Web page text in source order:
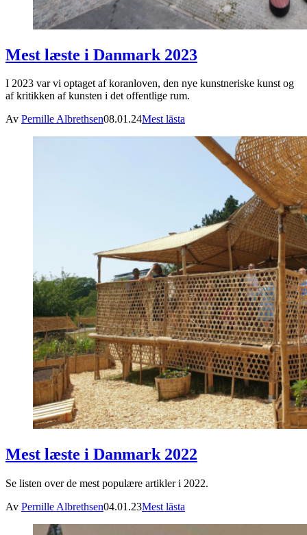
Mest læste i Danmark 2023
I 2023 var vi optaget af koranloven, den nye kunstneriske kunst og
af kritikken af kunsten i det offentlige rum.
Av Pernille Albrethsen08.01.24Mest lästa
Mest læste i Danmark 2022
Se listen over de mest populære artikler i 2022.
Av Pernille Albrethsen04.01.23Mest lästa